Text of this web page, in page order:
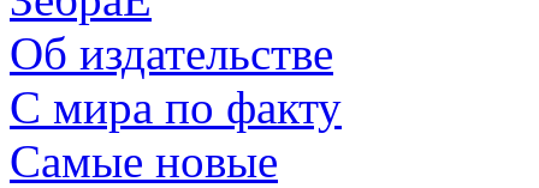
Об издательстве
С мира по факту
Самые новые